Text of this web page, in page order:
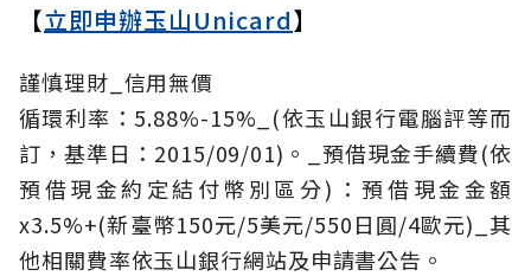
【立即申辦玉山Unicard】
謹慎理財_信用無價
循環利率：5.88%-15%_(依玉山銀行電腦評等而
訂，基準日：2015/09/01)。_預借現金手續費(依
預借現金約定結付幣別區分)：預借現金金額
x3.5%+(新臺幣150元/5美元/550日圓/4歐元)_其
他相關費率依玉山銀行網站及申請書公告。